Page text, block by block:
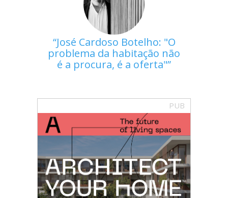
José Cardoso Botelho: "O
problema da habitação não
é a procura, é a oferta"
PUB